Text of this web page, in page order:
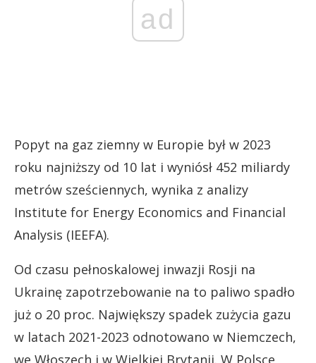
ad
Popyt na gaz ziemny w Europie był w 2023
roku najniższy od 10 lat i wyniósł 452 miliardy
metrów sześciennych, wynika z analizy
Institute for Energy Economics and Financial
Analysis (IEEFA).
Od czasu pełnoskalowej inwazji Rosji na
Ukrainę zapotrzebowanie na to paliwo spadło
już o 20 proc. Największy spadek zużycia gazu
w latach 2021-2023 odnotowano w Niemczech,
we Włoszech i w Wielkiej Brytanii. W Polsce